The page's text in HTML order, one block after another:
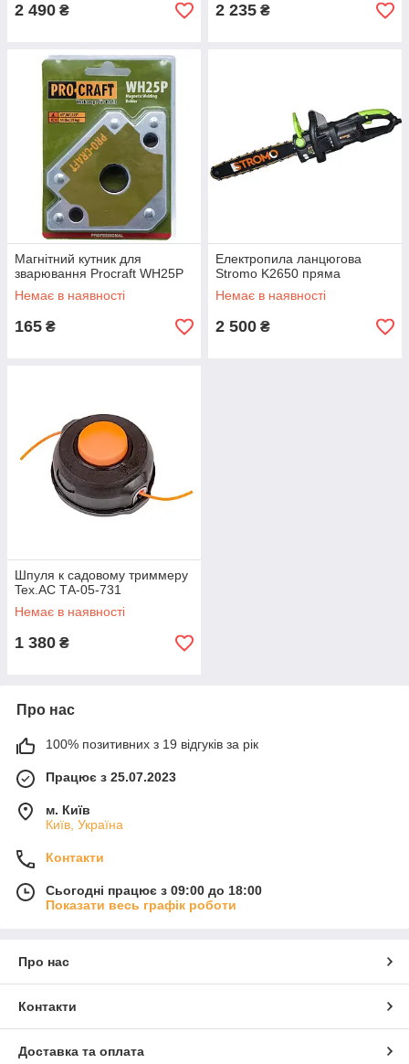
2 490 ₴ 2 235 ₴
Магнітний кутник для
зварювання Procraft WH25P
Немає в наявності
165 ₴
Електропила ланцюгова
Stromo K2650 пряма
Немає в наявності
2 500 ₴
Шпуля к садовому триммеру
Tex.AC ТА-05-731
Немає в наявності
1 380 ₴
Про нас
100% позитивних з 19 відгуків за рік
Працює з 25.07.2023
м. Київ
Київ, Україна
Контакти
Сьогодні працює з 09:00 до 18:00
Показати весь графік роботи
Про нас
Контакти
Доставка та оплата